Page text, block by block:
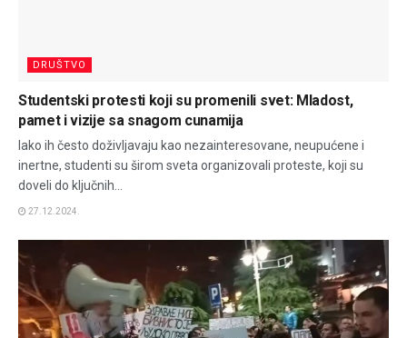
DRUŠTVO
Studentski protesti koji su promenili svet: Mladost,
pamet i vizije sa snagom cunamija
Iako ih često doživljavaju kao nezainteresovane, neupućene i
inertne, studenti su širom sveta organizovali proteste, koji su
doveli do ključnih...
27.12.2024.